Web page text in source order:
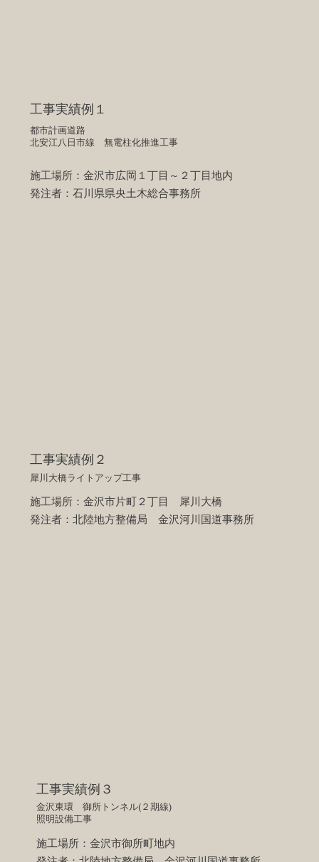
工事実績例１
都市計画道路
北安江八日市線 無電柱化​推進工事
施工場所：金沢市広岡１丁目～２丁目地内
​発注者：石川県県央土木総合事務所
工事実績例２
犀川大橋ライトアップ工事
施工場所：金沢市片町２丁目 犀川大橋
​発注者：北陸地方整備局 金沢河川国道事務所
工事実績例３
金沢東環 御所トンネル(２期線)
​照明設備工事
施工場所：金沢市御所町地内